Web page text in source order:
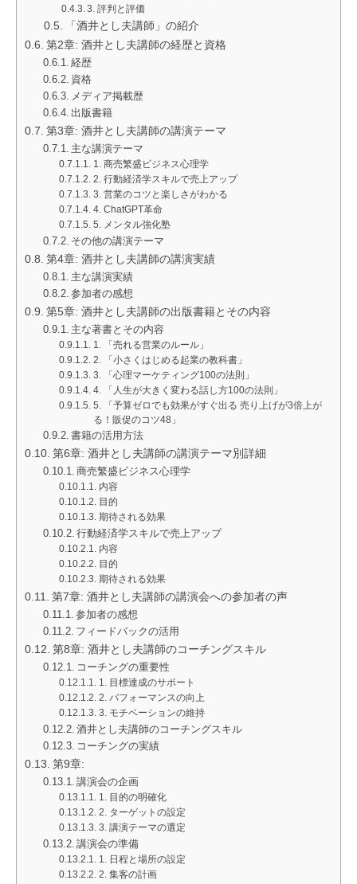
3. 評判と評価
「酒井とし夫講師」の紹介
第2章: 酒井とし夫講師の経歴と資格
経歴
資格
メディア掲載歴
出版書籍
第3章: 酒井とし夫講師の講演テーマ
主な講演テーマ
1. 商売繁盛ビジネス心理学
2. 行動経済学スキルで売上アップ
3. 営業のコツと楽しさがわかる
4. ChatGPT革命
5. メンタル強化塾
その他の講演テーマ
第4章: 酒井とし夫講師の講演実績
主な講演実績
参加者の感想
第5章: 酒井とし夫講師の出版書籍とその内容
主な著書とその内容
1. 「売れる営業のルール」
2. 「小さくはじめる起業の教科書」
3. 「心理マーケティング100の法則」
4. 「人生が大きく変わる話し方100の法則」
5. 「予算ゼロでも効果がすぐ出る 売り上げが3倍上が
る！販促のコツ48」
書籍の活用方法
第6章: 酒井とし夫講師の講演テーマ別詳細
商売繁盛ビジネス心理学
内容
目的
期待される効果
行動経済学スキルで売上アップ
内容
目的
期待される効果
第7章: 酒井とし夫講師の講演会への参加者の声
参加者の感想
フィードバックの活用
第8章: 酒井とし夫講師のコーチングスキル
コーチングの重要性
1. 目標達成のサポート
2. パフォーマンスの向上
3. モチベーションの維持
酒井とし夫講師のコーチングスキル
コーチングの実績
第9章:
講演会の企画
1. 目的の明確化
2. ターゲットの設定
3. 講演テーマの選定
講演会の準備
1. 日程と場所の設定
2. 集客の計画